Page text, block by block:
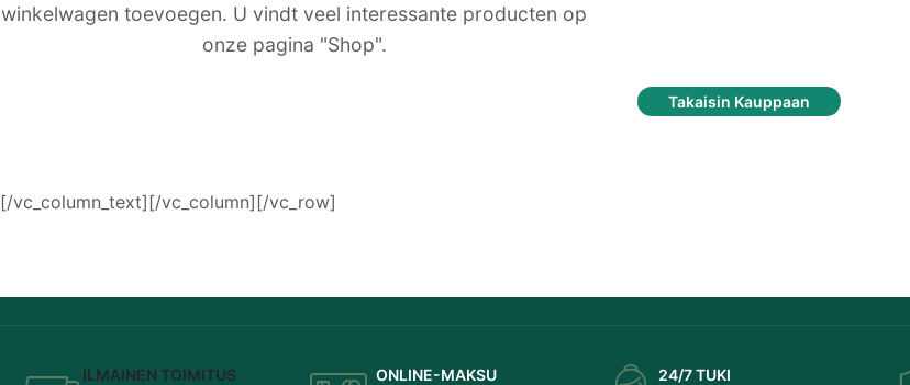
winkelwagen toevoegen. U vindt veel interessante producten op
onze pagina "Shop".
Takaisin Kauppaan
[/vc_column_text][/vc_column][/vc_row]
ILMAINEN TOIMITUS ONLINE-MAKSU 24/7 TUKI